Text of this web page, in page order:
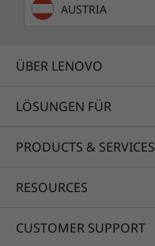
AUSTRIA
ÜBER LENOVO
LÖSUNGEN FÜR
PRODUCTS & SERVICES
RESOURCES
CUSTOMER SUPPORT